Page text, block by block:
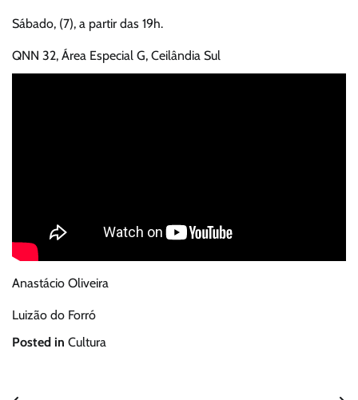
Sábado, (7), a partir das 19h.
QNN 32, Área Especial G, Ceilândia Sul
Anastácio Oliveira
Luizão do Forró
Posted in Cultura